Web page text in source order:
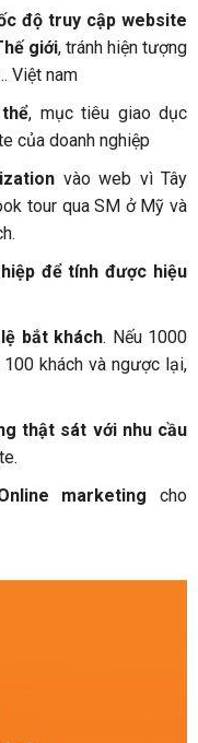
độ truy cập website
giới, tránh hiện tượng
Việt nam
, mục tiêu giao dục
của doanh nghiệp
vào web vì Tây
tour qua SM ở Mỹ và
để tính được hiệu
bắt khách. Nếu 1000
khách và ngược lại,
thật sát với nhu cầu
marketing cho